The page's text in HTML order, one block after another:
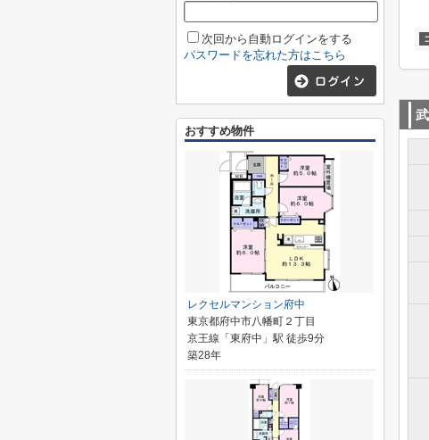
次回から自動ログインをする
パスワードを忘れた方はこちら
おすすめ物件
レクセルマンション府中
東京都府中市八幡町２丁目
京王線「東府中」駅 徒歩9分
築28年